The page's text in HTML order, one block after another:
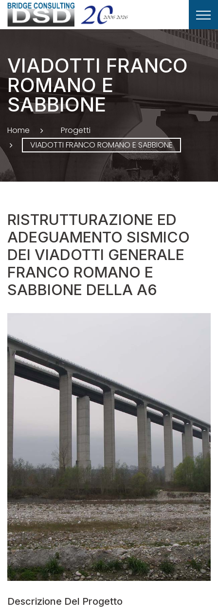
VIADOTTI FRANCO
ROMANO E
SABBIONE
Home
Progetti
VIADOTTI FRANCO ROMANO E SABBIONE
RISTRUTTURAZIONE ED
ADEGUAMENTO SISMICO
DEI VIADOTTI GENERALE
FRANCO ROMANO E
SABBIONE DELLA A6
Descrizione Del Progetto